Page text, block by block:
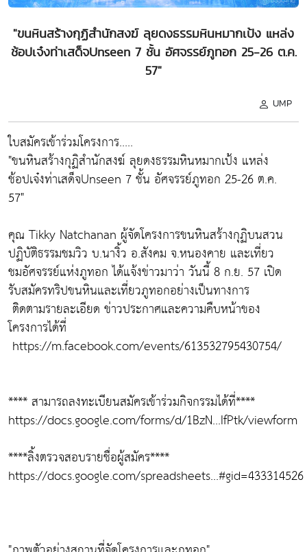
"ขนหินสร้างกุฏิสำนักสงฆ์ ลุยดงธรรมหินหมากเป้ง แหล่ง
ช้อปเจ๋งท่าเสด็จUnseen 7 ชั้น อัศจรรย์ภูทอก 25-26 ต.ค.
57"
UMP
ใบสมัครเข้าร่วมโครงการ.....
"ขนหินสร้างกุฏิสำนักสงฆ์ ลุยดงธรรมหินหมากเป้ง แหล่ง
ช้อปเจ๋งท่าเสด็จUnseen 7 ชั้น อัศจรรย์ภูทอก 25-26 ต.ค.
57"
คุณ Tikky Natchanan ผู้จัดโครงการขนหินสร้างกุฏิบนสวน
ปฏิบัติธรรมชมวิว บ.นางิ้ว อ.สังคม จ.หนองคาย และเที่ยว
ชมอัศจรรย์แห่งภูทอก ได้แจ้งข่าวมาว่า วันนี้ 8 ก.ย. 57 เปิด
รับสมัครทริปขนหินและเที่ยวภูทอกอย่างเป็นทางการ
ติดตามรายละเอียด ข่าวประกาศและความคืบหน้าของ
โครงการได้ที่
https://m.facebook.com/events/613532795430754/
**** สามารถลงทะเบียนสมัครเข้าร่วมกิจกรรมได้ที่****
https://docs.google.com/forms/d/1BzN...IfPtk/viewform
****ลิ้งตรวจสอบรายชื่อผู้สมัคร****
https://docs.google.com/spreadsheets...#gid=433314526